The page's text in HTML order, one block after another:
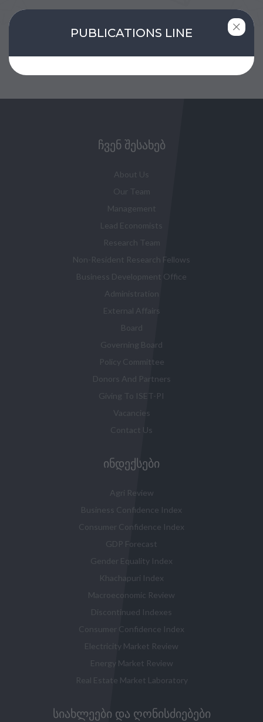
PUBLICATIONS LINE
შეავსე ფორმა
ᲩᲕᲔᲜ ᲨᲔᲡᲐᲮᲔᲑ
About Us
Our Team
Management
Lead Economists
Research Team
Non-Resident Research Fellows
Business Development Office
Administration
External Affairs
Board
Governing Board
Policy Committee
Donors And Partners
Giving To ISET-PI
Vacancies
Contact Us
ᲘᲜᲓᲔᲥᲡᲔᲑᲘ
Agri Review
Business Confidence Index
Consumer Confidence Index
GDP Forecast
Gender Equality Index
Khachapuri Index
Macroeconomic Review
Discontinued Indexes
Consumer Confidence Index
Electricity Market Review
Energy Market Review
Real Estate Market Laboratory
ᲡᲘᲐᲮᲚᲔᲔᲑᲘ ᲓᲐ ᲦᲝᲜᲘᲡᲫᲘᲔᲑᲔᲑᲘ